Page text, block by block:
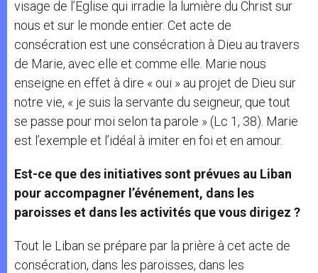
visage de l’Eglise qui irradie la lumière du Christ sur
nous et sur le monde entier. Cet acte de
consécration est une consécration à Dieu au travers
de Marie, avec elle et comme elle. Marie nous
enseigne en effet à dire « oui » au projet de Dieu sur
notre vie, « je suis la servante du seigneur, que tout
se passe pour moi selon ta parole » (Lc 1, 38). Marie
est l’exemple et l’idéal à imiter en foi et en amour.
Est-ce que des initiatives sont prévues au Liban
pour accompagner l’événement, dans les
paroisses et dans les activités que vous dirigez ?
Tout le Liban se prépare par la prière à cet acte de
consécration, dans les paroisses, dans les